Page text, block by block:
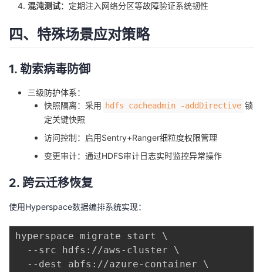
混沌测试：定期注入网络分区等故障验证系统韧性
四、特殊场景应对策略
1. 勒索病毒防御
三级防护体系：
快照隔离：采用 hdfs cacheadmin -addDirective 锁
定关键快照
访问控制：启用Sentry+Ranger细粒度权限管理
变更审计：通过HDFS审计日志实时监控异常操作
2. 跨云迁移恢复
使用Hyperspace数据编排系统实现：
hyperspace migrate start \
  --src hdfs://aws-cluster
\
  --dest abfs://azure-container
\